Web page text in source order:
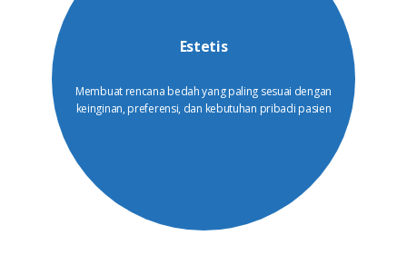
Estetis
Membuat rencana bedah yang paling sesuai dengan
keinginan, preferensi, dan kebutuhan pribadi pasien